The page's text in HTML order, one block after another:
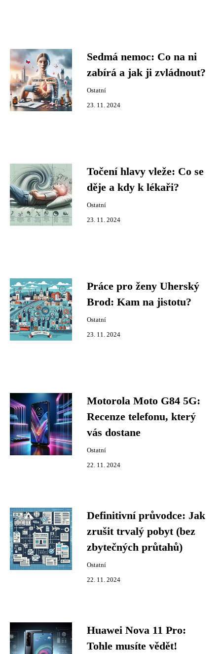
Sedmá nemoc: Co na ni
zabírá a jak ji zvládnout?
Ostatní
23. 11. 2024
Točení hlavy vleže: Co se
děje a kdy k lékaři?
Ostatní
23. 11. 2024
Práce pro ženy Uherský
Brod: Kam na jistotu?
Ostatní
23. 11. 2024
Motorola Moto G84 5G:
Recenze telefonu, který
vás dostane
Ostatní
22. 11. 2024
Definitivní průvodce: Jak
zrušit trvalý pobyt (bez
zbytečných průtahů)
Ostatní
22. 11. 2024
Huawei Nova 11 Pro:
Tohle musíte vědět!